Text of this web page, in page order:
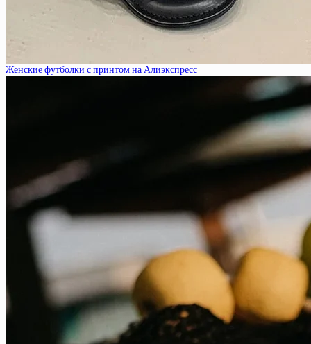
Женские футболки с принтом на Алиэкспресс